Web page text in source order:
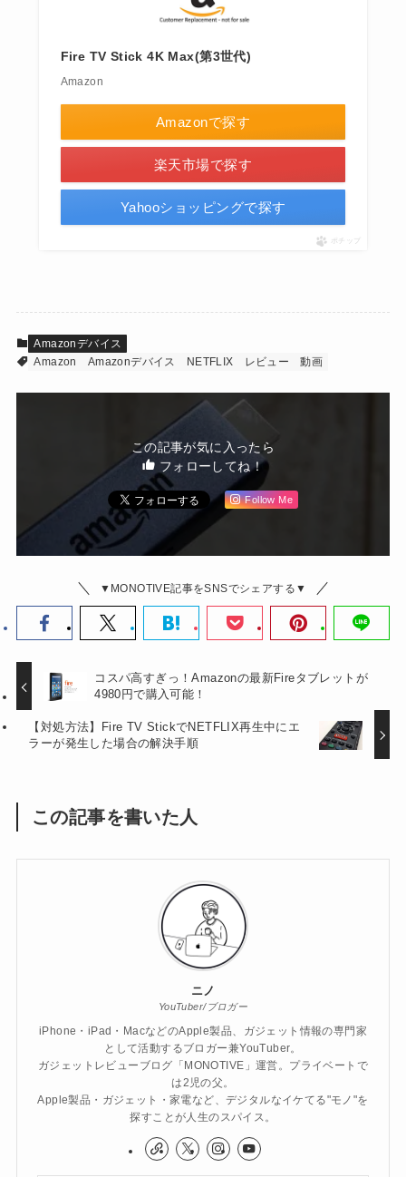
Fire TV Stick 4K Max(第3世代)
Amazon
Amazonで探す
楽天市場で探す
Yahooショッピングで探す
ポチップ
Amazonデバイス
Amazon
Amazonデバイス NETFLIX レビュー 動画
この記事が気に入ったら
フォローしてね！
Follow Me
▼MONOTIVE記事をSNSでシェアする▼
コスパ高すぎっ！Amazonの最新Fireタブレットが
4980円で購入可能！
【対処方法】Fire TV StickでNETFLIX再生中にエ
ラーが発生した場合の解決手順
この記事を書いた人
ニノ
YouTuber/ブロガー
iPhone・iPad・MacなどのApple製品、ガジェット情報の専門家
として活動するブロガー兼YouTuber。
ガジェットレビューブログ「MONOTIVE」運営。プライベートで
は2児の父。
Apple製品・ガジェット・家電など、デジタルなイケてる"モノ"を
探すことが人生のスパイス。